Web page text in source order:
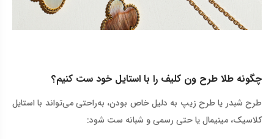
چگونه طلا طرح ون کلیف را با استایل خود ست کنیم؟
طرح شبدر یا طرح زیپ به دلیل خاص بودن، به‌راحتی می‌تواند با استایل
کلاسیک، مینیمال یا حتی رسمی و شبانه ست شود: